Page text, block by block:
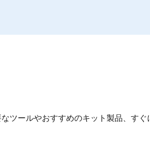
ツールやおすすめのキット製品、す